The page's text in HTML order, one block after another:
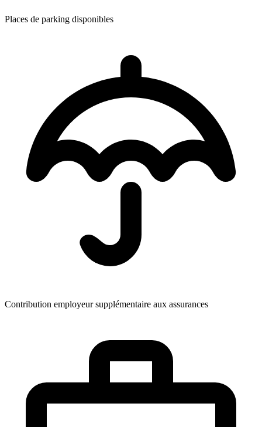
Places de parking disponibles
Contribution employeur supplémentaire aux assurances